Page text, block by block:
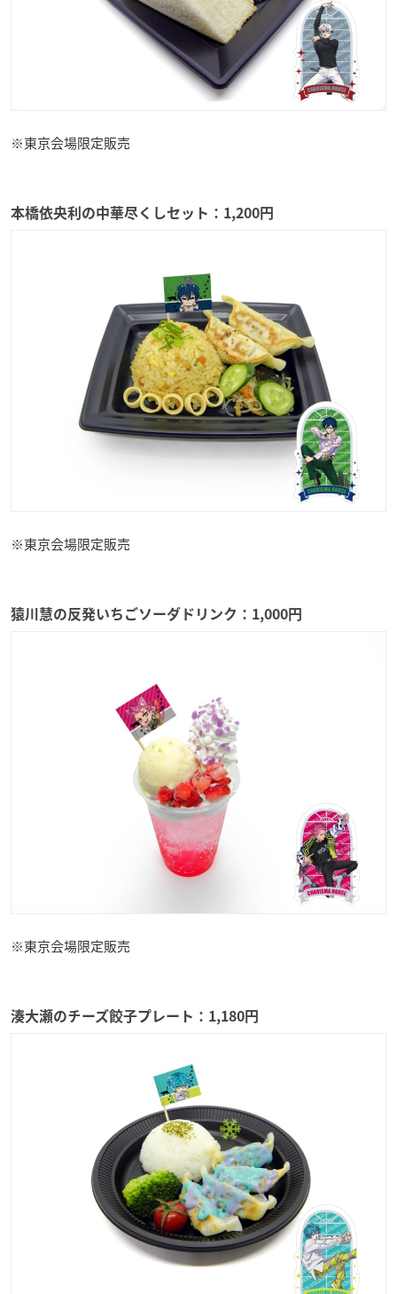
※東京会場限定販売
本橋依央利の中華尽くしセット：1,200円
※東京会場限定販売
猿川慧の反発いちごソーダドリンク：1,000円
※東京会場限定販売
湊大瀬のチーズ餃子プレート：1,180円